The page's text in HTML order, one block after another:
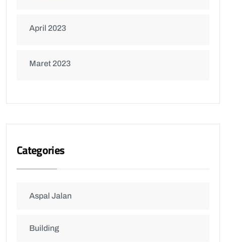
April 2023
Maret 2023
Categories
Aspal Jalan
Building